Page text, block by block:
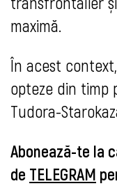
maximă.
În acest
opteze din timp
Tudora-
Abonează-te la
de TELEGRAM